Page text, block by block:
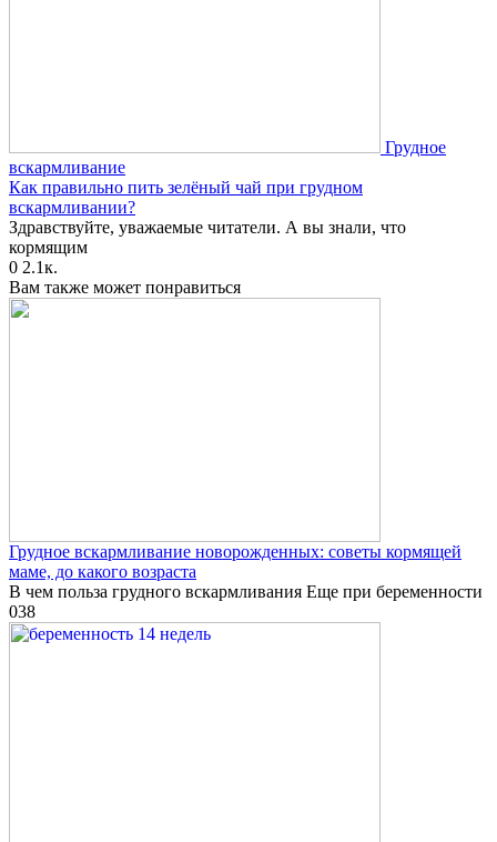
Грудное
вскармливание
Как правильно пить зелёный чай при грудном
вскармливании?
Здравствуйте, уважаемые читатели. А вы знали, что
кормящим
0 2.1к.
Вам также может понравиться
Грудное вскармливание новорожденных: советы кормящей
маме, до какого возраста
В чем польза грудного вскармливания Еще при беременности
038